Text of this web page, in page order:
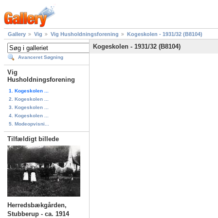
Gallery Vig Vig Husholdningsforening Kogeskolen - 1931/32 (B8104)
Avanceret Søgning
Vig
Husholdningsforening
1. Kogeskolen ...
2. Kogeskolen ...
3. Kogeskolen ...
4. Kogeskolen ...
5. Modeopvisni...
Tilfældigt billede
Herredsbækgården,
Stubberup - ca. 1914
Kogeskolen - 1931/32 (B8104)